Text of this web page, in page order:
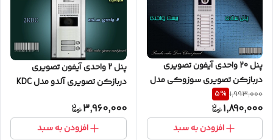
پنل 20 واحدی آیفون تصویری
دربازکن تصویری سوزوکی مدل
ساده سری
1,993,000
5%
1,890,000
افزودن به سبد
پنل 2 واحدی آیفون تصویری
دربازکن تصویری آلدو مدل KDC
3,960,000
افزودن به سبد